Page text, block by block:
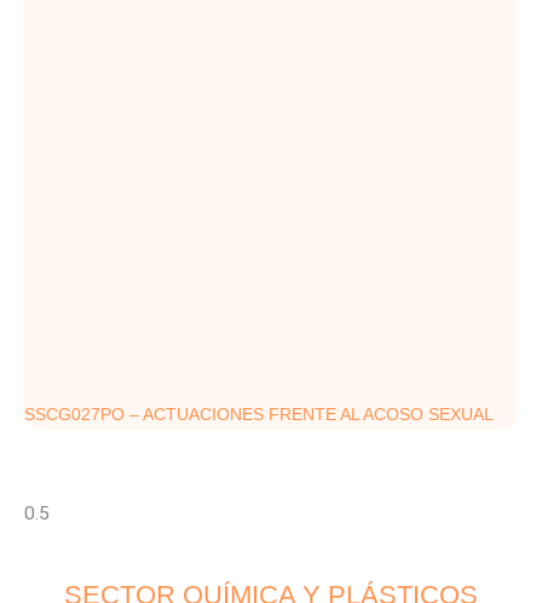
SSCG027PO – ACTUACIONES FRENTE AL ACOSO SEXUAL
SECTOR QUÍMICA Y PLÁSTICOS